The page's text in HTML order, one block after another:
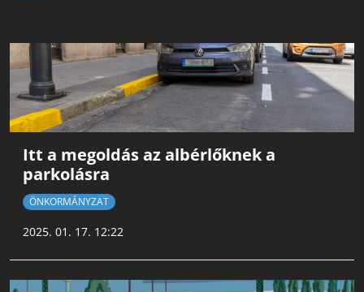
Itt a megoldás az albérlőknek a
parkolásra
ÖNKORMÁNYZAT
2025. 01. 17. 12:22